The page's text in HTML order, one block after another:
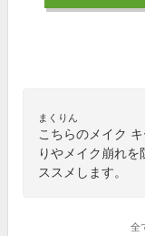
まくりん
こちらのメイク
りやメイク崩れ
ススメします。
全